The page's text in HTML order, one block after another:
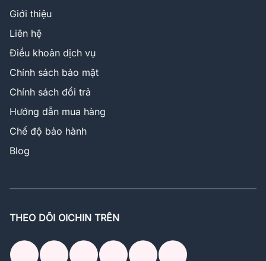
Giới thiệu
Liên hệ
Điều khoản dịch vụ
Chính sách bảo mật
Chính sách đổi trả
Hướng dẫn mua hàng
Chế độ bảo hành
Blog
THEO DÕI OICHIN TRÊN